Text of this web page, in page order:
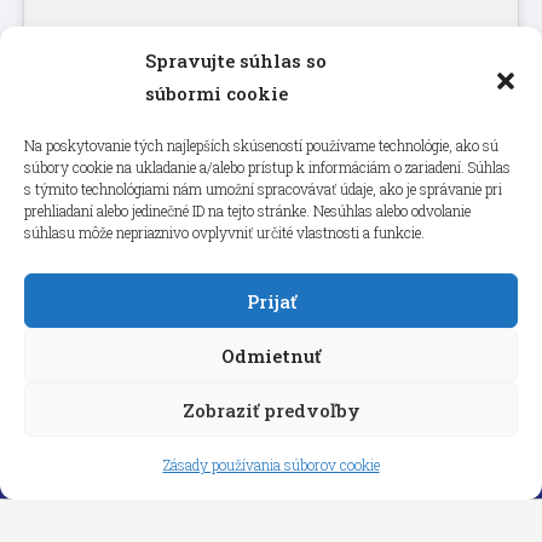
Spravujte súhlas so
súbormi cookie
Na poskytovanie tých najlepších skúseností používame technológie, ako sú
súbory cookie na ukladanie a/alebo prístup k informáciám o zariadení. Súhlas
s týmito technológiami nám umožní spracovávať údaje, ako je správanie pri
prehliadaní alebo jedinečné ID na tejto stránke. Nesúhlas alebo odvolanie
súhlasu môže nepriaznivo ovplyvniť určité vlastnosti a funkcie.
Prijať
Odmietnuť
Zobraziť predvoľby
Zásady používania súborov cookie
Kliknutím prijmete súbory cookie
Copyright © 2026 aneps.sk